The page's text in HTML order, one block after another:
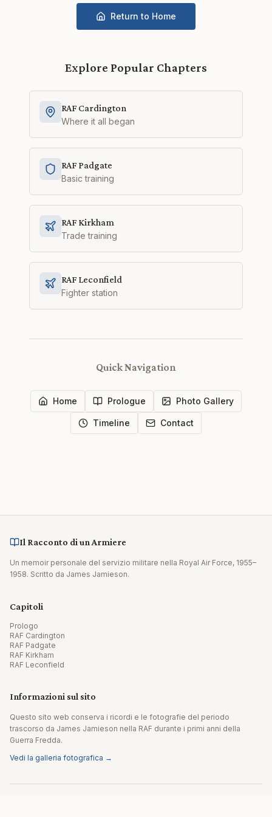
Return to Home
Explore Popular Chapters
RAF Cardington
Where it all began
RAF Padgate
Basic training
RAF Kirkham
Trade training
RAF Leconfield
Fighter station
Quick Navigation
Home Prologue Photo Gallery
Timeline Contact
Il Racconto di un Armiere
Un memoir personale del servizio militare nella Royal Air Force, 1955–
1958. Scritto da James Jamieson.
Capitoli
Prologo
RAF Cardington
RAF Padgate
RAF Kirkham
RAF Leconfield
Informazioni sul sito
Questo sito web conserva i ricordi e le fotografie del periodo
trascorso da James Jamieson nella RAF durante i primi anni della
Guerra Fredda.
Vedi la galleria fotografica →